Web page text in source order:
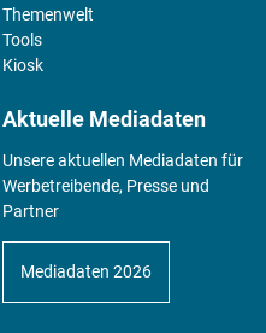
Themenwelt
Tools
Kiosk
Aktuelle Mediadaten
Unsere aktuellen Mediadaten für
Werbetreibende, Presse und
Partner
Mediadaten 2026